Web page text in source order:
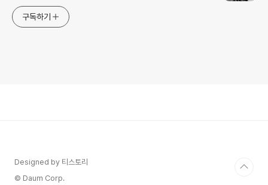
구독하기
Designed by 티스토리
© Daum Corp.